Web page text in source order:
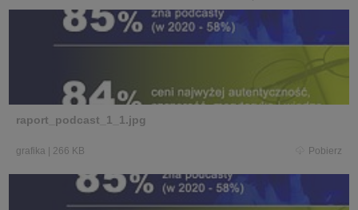
raport_podcast_1_1.jpg
grafika | 266 KB Pobierz